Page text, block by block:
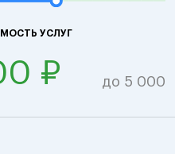
УСЛУГ
₽ до 5 000